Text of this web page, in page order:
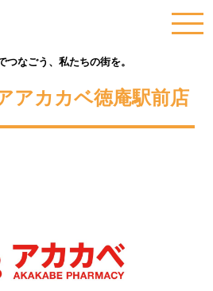
なごう、私たちの街を。
アカカベ徳庵駅前店